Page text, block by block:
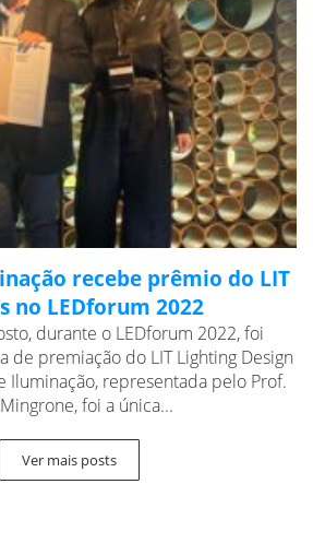
recebe prêmio do LIT
no LEDforum 2022
durante o LEDforum 2022, foi
de premiação do LIT Lighting Design
Iluminação, representada pelo Prof.
foi a única...
Ver mais posts